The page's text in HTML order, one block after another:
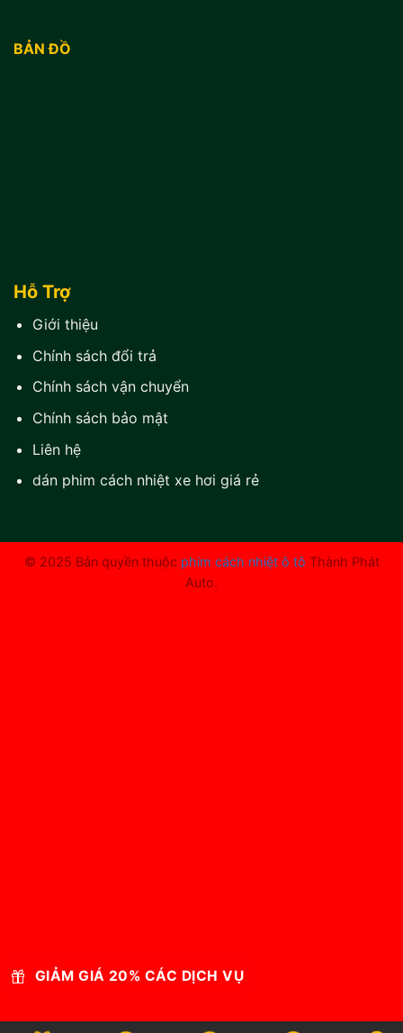
BẢN ĐỒ
Hỗ Trợ
Giới thiệu
Chính sách đổi trả
Chính sách vận chuyển
Chính sách bảo mật
Liên hệ
dán phim cách nhiệt xe hơi giá rẻ
GIẢM GIÁ 20% CÁC DỊCH VỤ
© 2025 Bản quyền thuộc phim cách nhiệt ô tô Thành Phát
Auto.